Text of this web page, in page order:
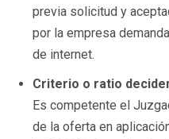
previa solicitud y
por la empresa
de internet.
Criterio o ratio
Es competente el
de la oferta en